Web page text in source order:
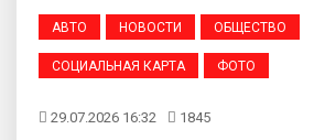
АВТО НОВОСТИ ОБЩЕСТВО
СОЦИАЛЬНАЯ КАРТА ФОТО
29.07.2026 16:32 1845